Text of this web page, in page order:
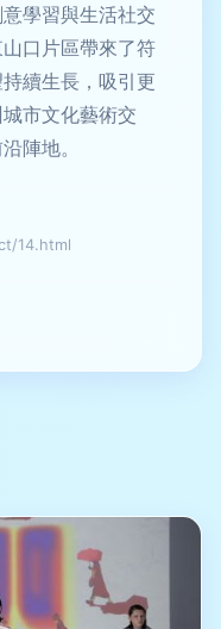
學習與生活社交
口片區帶來了符
續生長，吸引更
市文化藝術交
陣地。
14.html